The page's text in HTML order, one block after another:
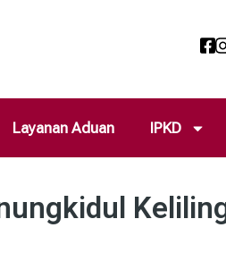
Layanan Aduan IPKD